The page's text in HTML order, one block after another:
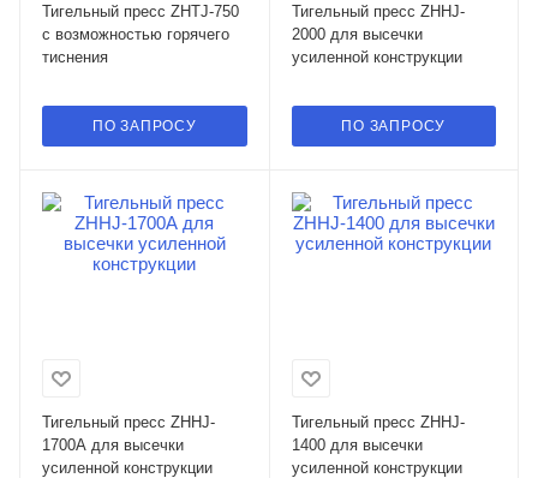
Тигельный пресс ZHTJ-750
с возможностью горячего
тиснения
ПО ЗАПРОСУ
Тигельный пресс ZHHJ-
2000 для высечки
усиленной конструкции
ПО ЗАПРОСУ
Тигельный пресс ZHHJ-
1700А для высечки
усиленной конструкции
Тигельный пресс ZHHJ-
1400 для высечки
усиленной конструкции